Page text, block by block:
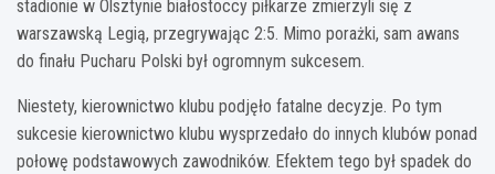
stadionie w Olsztynie białostoccy piłkarze zmierzyli się z
warszawską Legią, przegrywając 2:5. Mimo porażki, sam awans
do finału Pucharu Polski był ogromnym sukcesem.
Niestety, kierownictwo klubu podjęło fatalne decyzje. Po tym
sukcesie kierownictwo klubu wysprzedało do innych klubów ponad
połowę podstawowych zawodników. Efektem tego był spadek do